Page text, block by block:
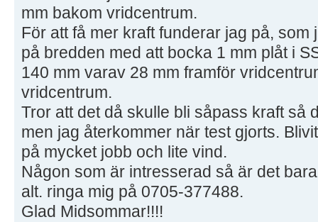
mm bakom vridcentrum.
För att få mer kraft funderar jag på,
på bredden med att bocka 1 mm plåt i
140 mm varav 28 mm framför
vridcentrum.
Tror att det då skulle bli såpass kraft så
men jag återkommer när test gjorts.
på mycket jobb och lite vind.
Någon som är intresserad så är det
alt. ringa mig på 0705-377488.
Glad Midsommar!!!!